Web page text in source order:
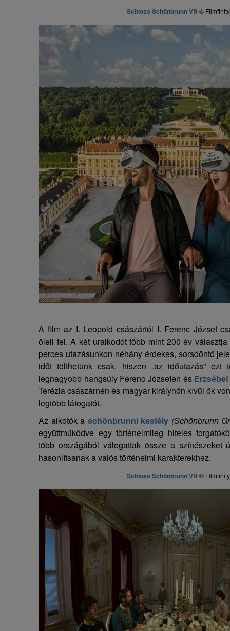
Schloss Schönbrunn VR ©
A film az I. Leopold császártól I. Ferenc József
öleli fel. A két uralkodót több mint 200 év
perces utazásunkon néhány érdekes, sorsdöntő
időt tölthetünk csak, hiszen „az időutazás” ezt
legnagyobb hangsúly Ferenc Józsefen és
Terézia császárnén és magyar királynőn kívül ők
legtöbb látogatót.
Az alkotók a schönbrunni kastély (Schönbrunn
együttműködve egy történelmileg hiteles
több országából válogattak össze a színészeket
hasonlítsanak a valós történelmi karakterekhez.
Schloss Schönbrunn VR ©